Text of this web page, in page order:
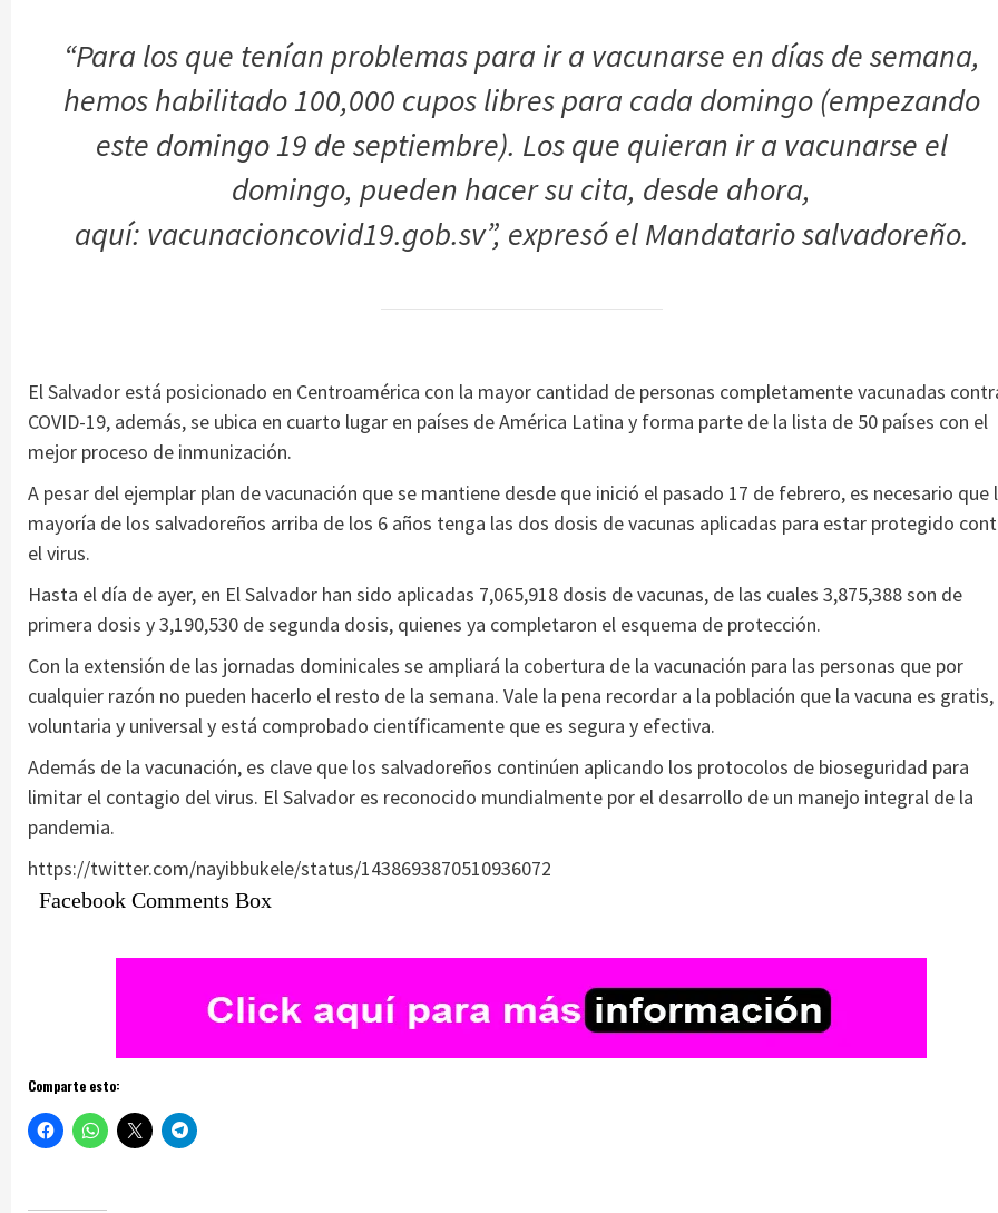
“Para los que tenían problemas para ir a vacunarse en días de semana,
hemos habilitado 100,000 cupos libres para cada domingo (empezando
este domingo 19 de septiembre). Los que quieran ir a vacunarse el
domingo, pueden hacer su cita, desde ahora,
aquí: vacunacioncovid19.gob.sv”, expresó el Mandatario salvadoreño.
El Salvador está posicionado en Centroamérica con la mayor cantidad de personas completamente vacunadas
COVID-19, además, se ubica en cuarto lugar en países de América Latina y forma parte de la lista de 50 países con el
mejor proceso de inmunización.
A pesar del ejemplar plan de vacunación que se mantiene desde que inició el pasado 17 de febrero, es necesario que
mayoría de los salvadoreños arriba de los 6 años tenga las dos dosis de vacunas aplicadas para estar protegido
el virus.
Hasta el día de ayer, en El Salvador han sido aplicadas 7,065,918 dosis de vacunas, de las cuales 3,875,388 son de
primera dosis y 3,190,530 de segunda dosis, quienes ya completaron el esquema de protección.
Con la extensión de las jornadas dominicales se ampliará la cobertura de la vacunación para las personas que por
cualquier razón no pueden hacerlo el resto de la semana. Vale la pena recordar a la población que la vacuna es gratis,
voluntaria y universal y está comprobado científicamente que es segura y efectiva.
Además de la vacunación, es clave que los salvadoreños continúen aplicando los protocolos de bioseguridad para
limitar el contagio del virus. El Salvador es reconocido mundialmente por el desarrollo de un manejo integral de la
pandemia.
https://twitter.com/nayibbukele/status/1438693870510936072
Facebook Comments Box
Comparte esto: